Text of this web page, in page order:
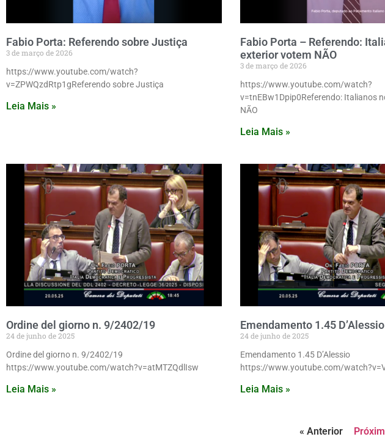
Fabio Porta: Referendo sobre Justiça
3 de março de 2026
https://www.youtube.com/watch?
v=ZPWQzdRtp1gReferendo sobre Justiça
Leia Mais »
Fabio Porta – Referendo:
exterior votem NÃO
3 de março de 2026
https://www.youtube.com/watch?
v=tnEBw1Dpip0Referendo: Italianos
NÃO
Leia Mais »
Ordine del giorno n. 9/2402/19
24 de junho de 2025
Ordine del giorno n. 9/2402/19
https://www.youtube.com/watch?v=atMTZQdlIsw
Leia Mais »
Emendamento 1.45 D’Alessio
24 de junho de 2025
Emendamento 1.45 D’Alessio
https://www.youtube.com/
Leia Mais »
« Anterior